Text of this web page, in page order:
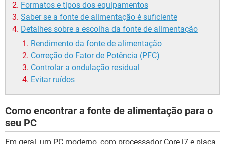
Formatos e tipos dos equipamentos
Saber se a fonte de alimentação é suficiente
Detalhes sobre a escolha da fonte de alimentação
Rendimento da fonte de alimentação
Correção do Fator de Potência (PFC)
Controlar a ondulação residual
Evitar ruídos
Como encontrar a fonte de alimentação para o
seu PC